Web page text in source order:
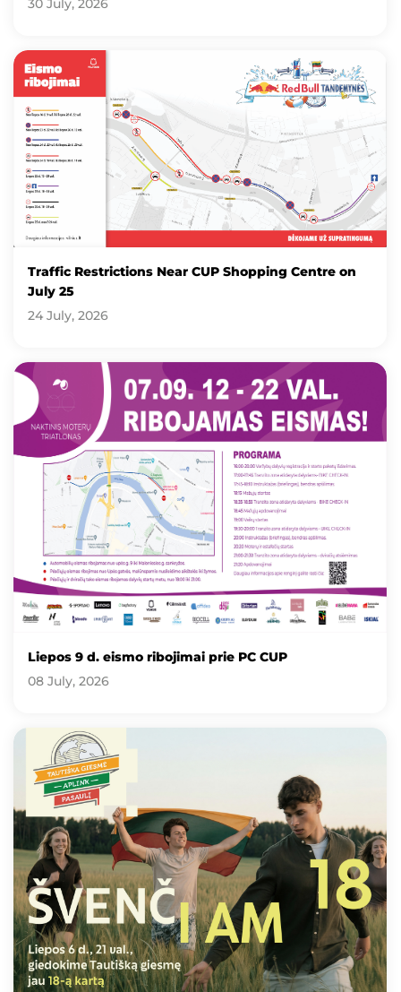
30 July, 2026
Traffic Restrictions Near CUP Shopping Centre on
July 25
24 July, 2026
Liepos 9 d. eismo ribojimai prie PC CUP
08 July, 2026